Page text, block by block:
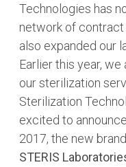
Technologies has
network of
also expanded our
Earlier this year,
our sterilization
Sterilization
excited to
2017, the new
STERIS